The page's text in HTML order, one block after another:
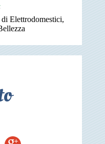
Elettrodomestici,